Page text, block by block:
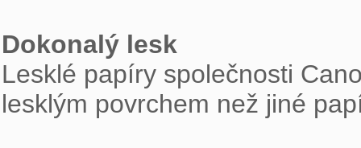
Dokonalý lesk
Lesklé papíry společnosti
lesklým povrchem než jiné